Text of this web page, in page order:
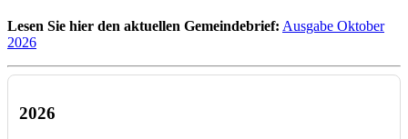
Lesen Sie hier den aktuellen Gemeindebrief: Ausgabe Oktober
2026
2026